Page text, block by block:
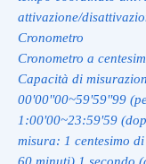
attivazione/
Cronometro
Cronometro a
Capacità di
00'00''00~59'59''99
1:00'00~23:59'59
misura: 1 centesimo